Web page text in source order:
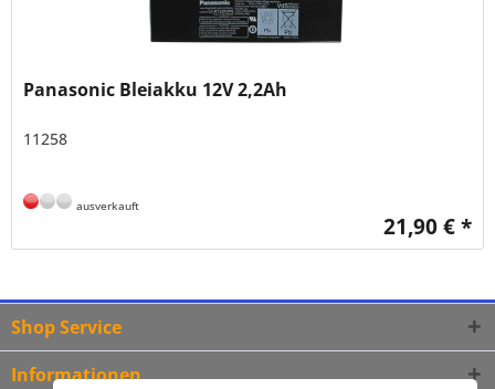
Panasonic Bleiakku 12V 2,2Ah
11258
ausverkauft
21,90 € *
Shop Service
Informationen